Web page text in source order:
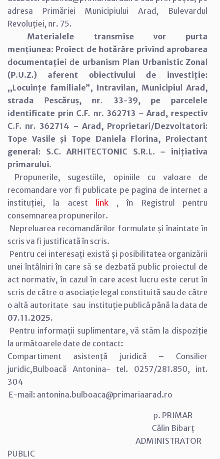
adresa Primăriei Municipiului Arad, Bulevardul
Revoluției, nr. 75.
Materialele transmise vor purta
mențiunea: Proiect de hotărâre privind aprobarea
documentației de urbanism Plan Urbanistic Zonal
(P.U.Z.) aferent obiectivului de investiție:
,,Locuințe familiale”, Intravilan, Municipiul Arad,
strada Pescăruș, nr. 33-39, pe parcelele
identificate prin C.F. nr. 362713 – Arad, respectiv
C.F. nr. 362714 – Arad, Proprietari/Dezvoltatori:
Tope Vasile și Tope Daniela Florina, Proiectant
general: S.C. ARHITECTONIC S.R.L. – inițiativa
primarului.
Propunerile, sugestiile, opiniile cu valoare de
recomandare vor fi publicate pe pagina de internet a
instituției, la acest link, în Registrul pentru
consemnarea propunerilor.
Nepreluarea recomandărilor formulate și înaintate în
scris va fi justificată în scris.
Pentru cei interesați există și posibilitatea organizării
unei întâlniri în care să se dezbată public proiectul de
act normativ, în cazul în care acest lucru este cerut în
scris de către o asociație legal constituită sau de către
o altă autoritate sau instituție publică până la data de
07.11.2025.
Pentru informații suplimentare, vă stăm la dispoziție
la următoarele date de contact:
Compartiment asistență juridică – Consilier
juridic,Bulboacă Antonina- tel. 0257/281.850, int.
304
E-mail: antonina.bulboaca@primariaarad.ro
p. PRIMAR
Călin Bibarț
ADMINISTRATOR
PUBLIC